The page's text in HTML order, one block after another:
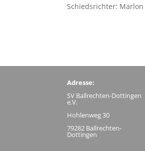
Schiedsrichter: Marlon
Adresse:
SV Ballrechten-Dottingen
e.V.
Hohlenweg 30
79282 Ballrechten-
Dottingen